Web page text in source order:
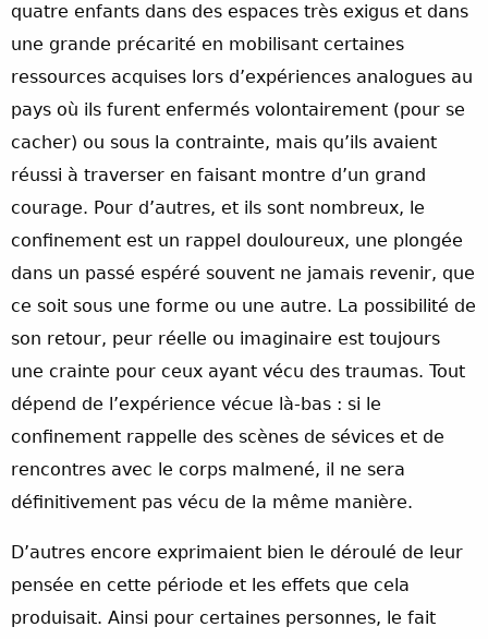
quatre enfants dans des espaces très exigus et dans
une grande précarité en mobilisant certaines
ressources acquises lors d’expériences analogues au
pays où ils furent enfermés volontairement (pour se
cacher) ou sous la contrainte, mais qu’ils avaient
réussi à traverser en faisant montre d’un grand
courage. Pour d’autres, et ils sont nombreux, le
confinement est un rappel douloureux, une plongée
dans un passé espéré souvent ne jamais revenir, que
ce soit sous une forme ou une autre. La possibilité de
son retour, peur réelle ou imaginaire est toujours
une crainte pour ceux ayant vécu des traumas. Tout
dépend de l’expérience vécue là-bas : si le
confinement rappelle des scènes de sévices et de
rencontres avec le corps malmené, il ne sera
définitivement pas vécu de la même manière.
D’autres encore exprimaient bien le déroulé de leur
pensée en cette période et les effets que cela
produisait. Ainsi pour certaines personnes, le fait